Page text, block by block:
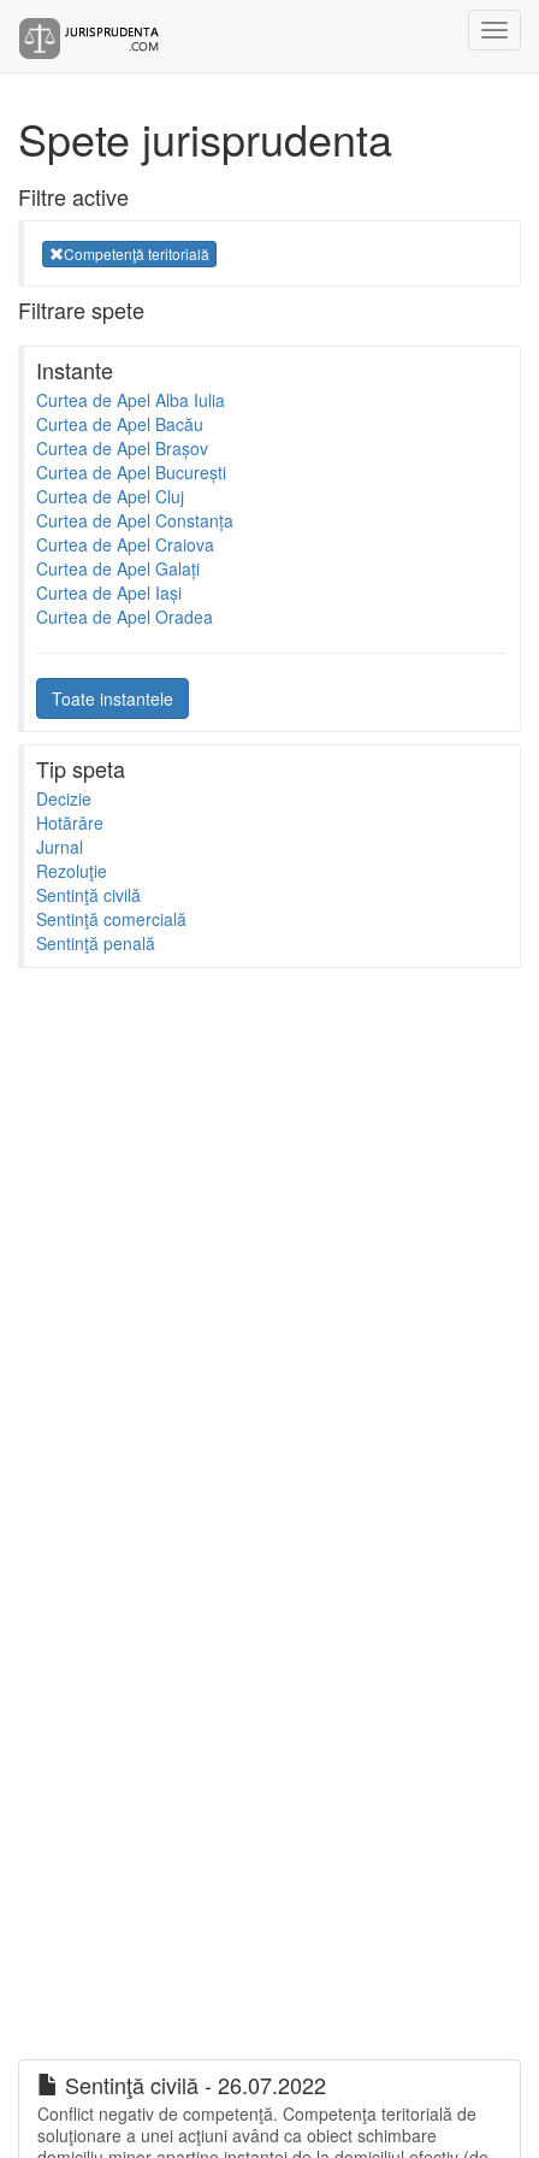
Spete jurisprudenta
Filtre active
Competenţă teritorială
Filtrare spete
Instante
Curtea de Apel Alba Iulia
Curtea de Apel Bacău
Curtea de Apel Brașov
Curtea de Apel București
Curtea de Apel Cluj
Curtea de Apel Constanța
Curtea de Apel Craiova
Curtea de Apel Galați
Curtea de Apel Iași
Curtea de Apel Oradea
Toate instantele
Tip speta
Decizie
Hotărâre
Jurnal
Rezoluţie
Sentinţă civilă
Sentinţă comercială
Sentinţă penală
Sentinţă civilă - 26.07.2022
Conflict negativ de competenţă. Competenţa teritorială de
soluţionare a unei acţiuni având ca obiect schimbare